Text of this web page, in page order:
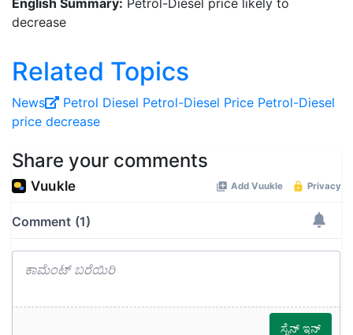
English Summary: Petrol-Diesel price likely to
decrease
Related Topics
News Petrol Diesel Petrol-Diesel Price Petrol-Diesel
price decrease
Share your comments